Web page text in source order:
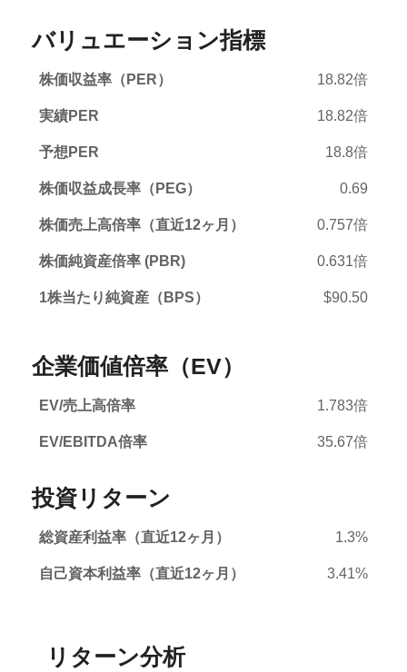
バリュエーション指標
株価収益率（PER） 18.82倍
実績PER 18.82倍
予想PER 18.8倍
株価収益成長率（PEG） 0.69
株価売上高倍率（直近12ヶ月） 0.757倍
株価純資産倍率 (PBR) 0.631倍
1株当たり純資産（BPS） $90.50
企業価値倍率（EV）
EV/売上高倍率 1.783倍
EV/EBITDA倍率 35.67倍
投資リターン
総資産利益率（直近12ヶ月） 1.3%
自己資本利益率（直近12ヶ月） 3.41%
リターン分析